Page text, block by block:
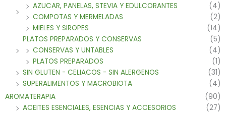
AZUCAR, PANELAS, STEVIA Y EDULCORANTES
(4)
COMPOTAS Y MERMELADAS
(2)
MIELES Y SIROPES
(14)
PLATOS PREPARADOS Y CONSERVAS
(5)
CONSERVAS Y UNTABLES
(4)
PLATOS PREPARADOS
(1)
SIN GLUTEN - CELIACOS - SIN ALERGENOS
(31)
SUPERALIMENTOS Y MACROBIOTA
(4)
AROMATERAPIA
(90)
ACEITES ESENCIALES, ESENCIAS Y ACCESORIOS
(27)